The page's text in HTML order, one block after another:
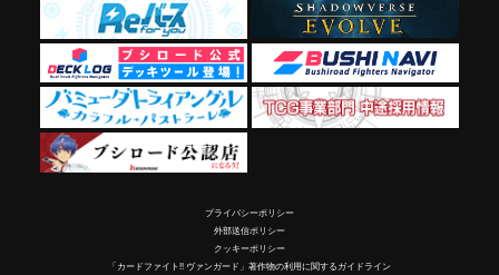
プライバシーポリシー
外部送信ポリシー
クッキーポリシー
「カードファイト!! ヴァンガード」著作物の利用に関するガイドライン